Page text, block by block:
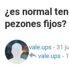
FAMILIA
NUTRICIÓN
¿es normal
pezones fijos?
vale.ups - 31
vale.ups -